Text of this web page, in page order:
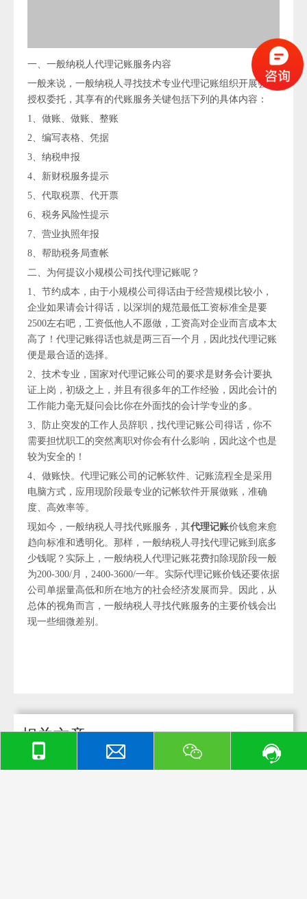
一、一般纳税人代理记账服务内容
一般来说，一般纳税人寻找技术专业代理记账组织开展会计
授权委托，其享有的代账服务关键包括下列的具体内容：
1、做账、做账、整账
2、编写表格、凭据
3、纳税申报
4、新财税服务提示
5、代取税票、代开票
6、税务风险性提示
7、营业执照年报
8、帮助税务局查帐
二、为何提议小规模公司找代理记账呢？
1、节约成本，由于小规模公司得话由于经营规模比较小，
企业如果请会计得话，以深圳的规范最低工资标准全是要
2500左右吧，工资低他人不愿做，工资高对企业而言成本太
高了！代理记账得话也就是两三百一个月，因此找代理记账
便是最合适的选择。
2、技术专业，国家对代理记账公司的要求是财务会计要执
证上岗，初级之上，并且有很多年的工作经验，因此会计的
工作能力毫无疑问会比你在外面找的会计学专业的多。
3、防止突发的工作人员辞职，找代理记账公司得话，你不
需要担忧职工的突然离职对你会有什么影响，因此这个也是
较为安全的！
4、做账快。代理记账公司的记帐软件、记账流程全是采用
电脑方式，应用现阶段最专业的记帐软件开展做账，准确
度、高效率等。
现如今，一般纳税人寻找代账服务，其代理记账价钱愈来愈
趋向标准和透明化。那样，一般纳税人寻找代理记账到底多
少钱呢？实际上，一般纳税人代理记账花费扣除现阶段一般
为200-300/月，2400-3600/一年。实际代理记账价钱还要依据
公司单据量高低和所在地方的社会经济发展而异。因此，从
总体的视角而言，一般纳税人寻找代账服务的主要价钱会出
现一些细微差别。
相关文章